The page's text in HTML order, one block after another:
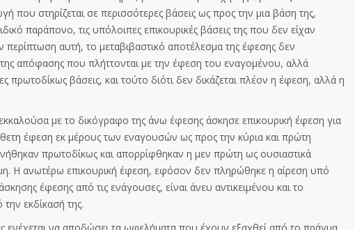
που στηρίζεται σε περισσότερες βάσεις ως προς την μια βάση της,
παράπονο, τις υπόλοιπες επικουρικές βάσεις της που δεν είχαν
περίπτωση αυτή, το μεταβιβαστικό αποτέλεσμα της έφεσης δεν
της απόφασης που πλήττονται με την έφεση του εναγομένου, αλλά
πρωτοδίκως βάσεις, και τούτο διότι δεν δικάζεται πλέον η έφεση, αλλά η
με το δικόγραφο της άνω έφεσης άσκησε επικουρική έφεση για
έφεση εκ μέρους των εναγουσών ως προς την κύρια και πρώτη
πρωτοδίκως και απορρίφθηκαν η μεν πρώτη ως ουσιαστικά
Η ανωτέρω επικουρική έφεση, εφόσον δεν πληρώθηκε η αίρεση υπό
έφεσης από τις ενάγουσες, είναι άνευ αντικειμένου και το
εκδίκασή της.